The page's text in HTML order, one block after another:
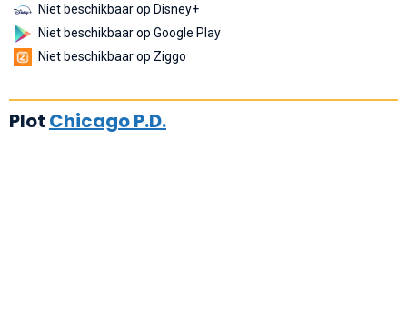
Niet beschikbaar op Disney+
Niet beschikbaar op Google Play
Niet beschikbaar op Ziggo
Plot Chicago P.D.